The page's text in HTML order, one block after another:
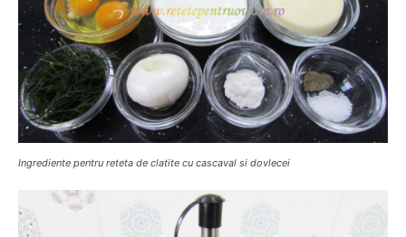
Ingrediente pentru reteta de clatite cu cascaval si dovlecei